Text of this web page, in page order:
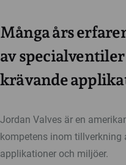
Många års
av
krävande
Jordan Valves är en
kompetens inom tillverkning
applikationer och miljöer.